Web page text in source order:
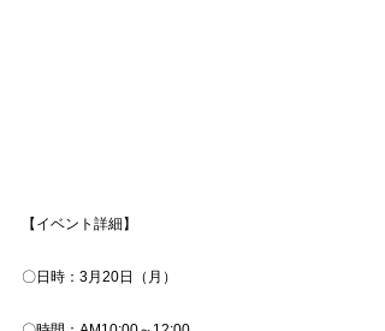
【イベント詳細】
〇日時：3月20日（月）